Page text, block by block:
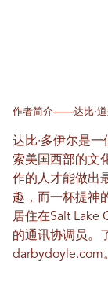
作者简介——达比·
达比·多伊尔是
索美国西部的文
作的人才能做出
趣，而一杯提神
居住在Salt Lake
的通讯协调员。
darbydoyle.com